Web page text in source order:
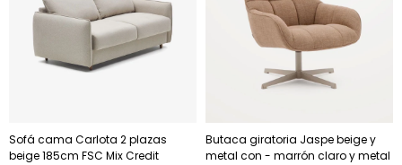
Sofá cama Carlota 2 plazas
beige 185cm FSC Mix Credit
Butaca giratoria Jaspe beige y
metal con - marrón claro y metal